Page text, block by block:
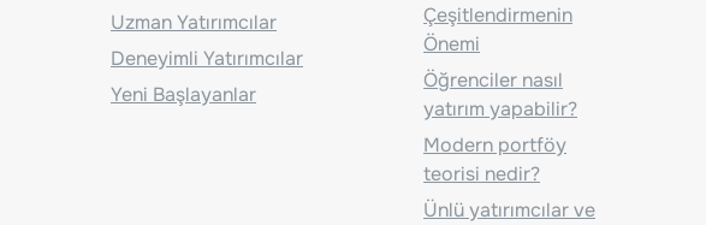
Uzman Yatırımcılar
Deneyimli Yatırımcılar
Yeni Başlayanlar
Çeşitlendirmenin
Önemi
Öğrenciler nasıl
yatırım yapabilir?
Modern portföy
teorisi nedir?
Ünlü yatırımcılar ve